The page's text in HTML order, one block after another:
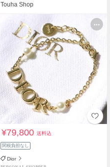
Touha Shop
¥79,800送料込
関税負担なし
Dior